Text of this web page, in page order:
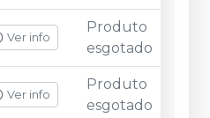
Ver info
Produto
esgotado
Ver info
Produto
esgotado